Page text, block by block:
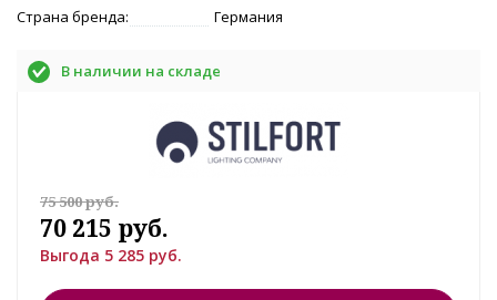
Страна бренда:
Германия
В наличии на складе
75 500 руб.
70 215 руб.
Выгода 5 285 руб.